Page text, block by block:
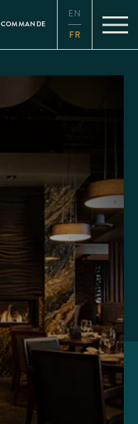
COMMANDE
EN
FR